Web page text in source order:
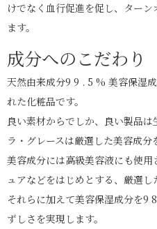
けでなく⾎⾏促進を促し、ター
ます。
成分へのこだわり
天然由来成分9 9 . 5 % 美容保湿
れた化粧品です。
良い素材からでしか、良い製品は
ラ・グレースは厳選した美容成分
美容成分には⾼級美容液にも使
ュアなどをはじめとする、厳選し
それらに加えて美容保湿成分を9
ずしさを実現します。